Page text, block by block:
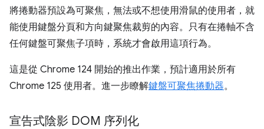
將捲動器預設為可聚焦，無法或不想使用滑鼠的使用者，就
能使用鍵盤分頁和方向鍵聚焦裁剪的內容。只有在捲軸不含
任何鍵盤可聚焦子項時，系統才會啟用這項行為。
這是從 Chrome 124 開始的推出作業，預計適用於所有
Chrome 125 使用者。進一步瞭解鍵盤可聚焦捲動器。
宣告式陰影 DOM 序列化